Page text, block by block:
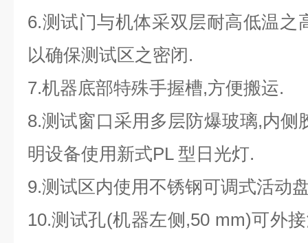
6.测试门与机体采双层耐高低温之
以确保测试区之密闭.
7.机器底部特殊手握槽,方便搬运.
8.测试窗口采用多层防爆玻璃,内侧
明设备使用新式PL 型日光灯.
9.测试区内使用不锈钢可调式活动
10.测试孔(机器左侧,50 mm)可外